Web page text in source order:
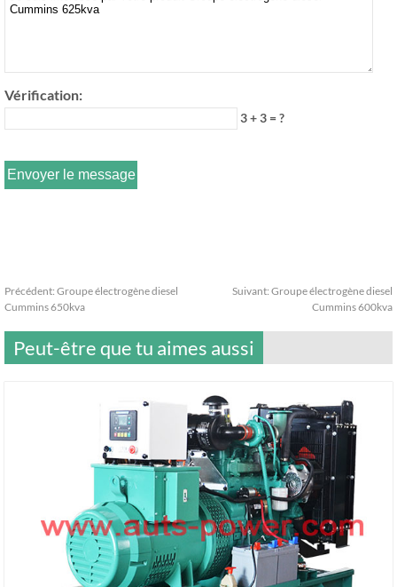
Vérification:
3 + 3 = ?
Précédent: Groupe électrogène diesel
Cummins 650kva
Suivant: Groupe électrogène diesel
Cummins 600kva
Peut-être que tu aimes aussi